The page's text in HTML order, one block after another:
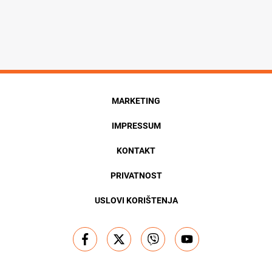
MARKETING
IMPRESSUM
KONTAKT
PRIVATNOST
USLOVI KORIŠTENJA